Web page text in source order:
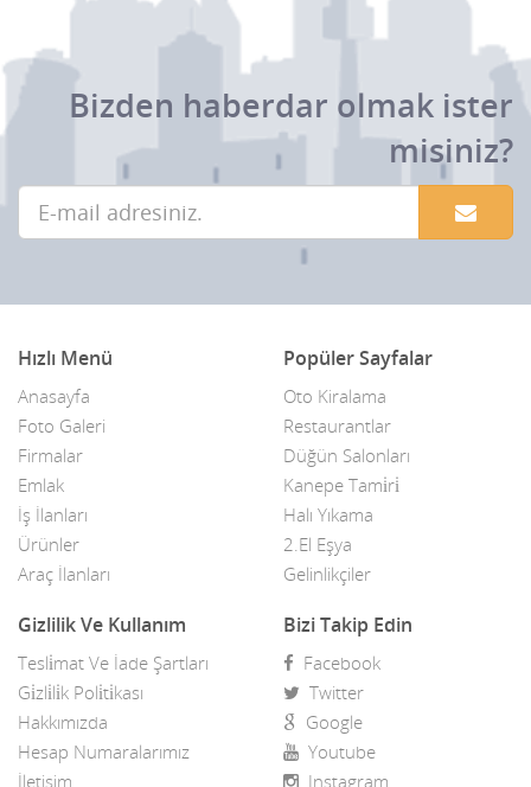
Bizden haberdar olmak ister
misiniz?
Hızlı Menü
Anasayfa
Foto Galeri
Firmalar
Emlak
İş İlanları
Ürünler
Araç İlanları
Popüler Sayfalar
Oto Kiralama
Restaurantlar
Düğün Salonları
Kanepe Tami̇ri̇
Halı Yıkama
2.El Eşya
Gelinlikçiler
Gizlilik Ve Kullanım
Tesli̇mat Ve İade Şartları
Gi̇zli̇li̇k Poli̇ti̇kası
Hakkımızda
Hesap Numaralarımız
İletişim
Bizi Takip Edin
Facebook
Twitter
Google
Youtube
Instagram